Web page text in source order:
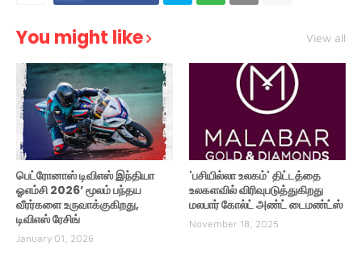
You might like View all
பெட்ரோனாஸ் டிவிஎஸ் இந்தியா
ஓஎம்சி 2026’ மூலம் பந்தய
வீரர்களை உருவாக்குகிறது,
டிவிஎஸ் ரேசிங்
January 01, 2026
'பசியில்லா உலகம்' திட்டத்தை
உலகளவில் விரிவுபடுத்துகிறது
மலபார் கோல்ட் அண்ட் டைமண்ட்ஸ்
November 18, 2025